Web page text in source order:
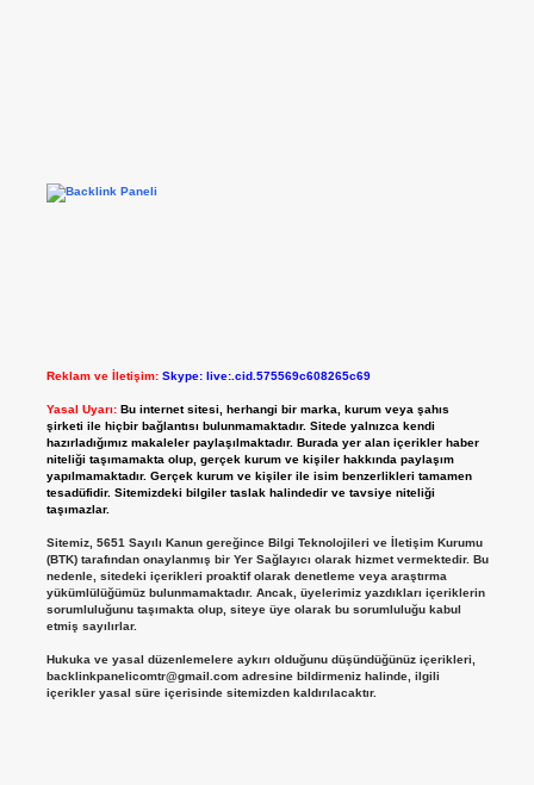
Reklam ve İletişim: Skype: live:.cid.575569c608265c69
Yasal Uyarı: Bu internet sitesi, herhangi bir marka, kurum veya şahıs
şirketi ile hiçbir bağlantısı bulunmamaktadır. Sitede yalnızca kendi
hazırladığımız makaleler paylaşılmaktadır. Burada yer alan içerikler haber
niteliği taşımamakta olup, gerçek kurum ve kişiler hakkında paylaşım
yapılmamaktadır. Gerçek kurum ve kişiler ile isim benzerlikleri tamamen
tesadüfidir. Sitemizdeki bilgiler taslak halindedir ve tavsiye niteliği
taşımazlar.
Sitemiz, 5651 Sayılı Kanun gereğince Bilgi Teknolojileri ve İletişim Kurumu
(BTK) tarafından onaylanmış bir Yer Sağlayıcı olarak hizmet vermektedir. Bu
nedenle, sitedeki içerikleri proaktif olarak denetleme veya araştırma
yükümlülüğümüz bulunmamaktadır. Ancak, üyelerimiz yazdıkları içeriklerin
sorumluluğunu taşımakta olup, siteye üye olarak bu sorumluluğu kabul
etmiş sayılırlar.
Hukuka ve yasal düzenlemelere aykırı olduğunu düşündüğünüz içerikleri,
backlinkpanelicomtr@gmail.comadresine bildirmeniz halinde, ilgili
içerikler yasal süre içerisinde sitemizden kaldırılacaktır.